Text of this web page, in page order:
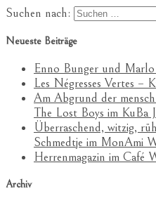
Suchen nach:
Neueste Beiträge
Enno Bunger und
Les Négresses Vertes –
Am Abgrund der
The Lost Boys im KuBa
Überraschend, witzig,
Schmedtje im MonAmi
Herrenmagazin im Café
Archiv